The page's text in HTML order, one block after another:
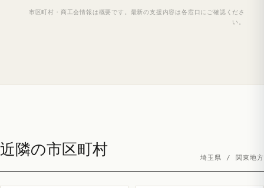
市区町村・商工会情報は概要です。最新の支援内容は各窓口にご確認くださ
い。
近隣の市区町村 埼玉県 / 関東地方